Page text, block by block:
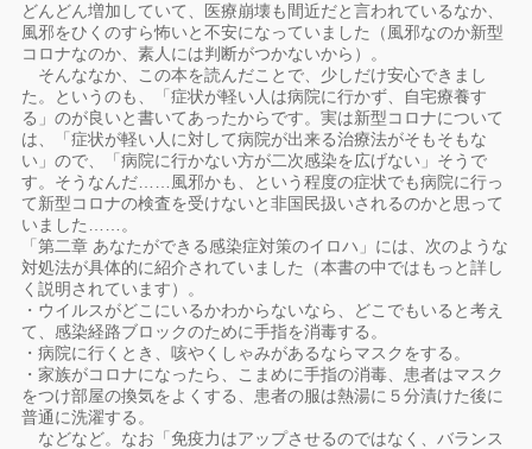
どんどん増加していて、医療崩壊も間近だと言われているなか、
風邪をひくのすら怖いと不安になっていました（風邪なのか新型
コロナなのか、素人には判断がつかないから）。
そんななか、この本を読んだことで、少しだけ安心できまし
た。というのも、「症状が軽い人は病院に行かず、自宅療養す
る」のが良いと書いてあったからです。実は新型コロナについて
は、「症状が軽い人に対して病院が出来る治療法がそもそもな
い」ので、「病院に行かない方が二次感染を広げない」そうで
す。そうなんだ……風邪かも、という程度の症状でも病院に行っ
て新型コロナの検査を受けないと非国民扱いされるのかと思って
いました……。
「第二章 あなたができる感染症対策のイロハ」には、次のような
対処法が具体的に紹介されていました（本書の中ではもっと詳し
く説明されています）。
・ウイルスがどこにいるかわからないなら、どこでもいると考え
て、感染経路ブロックのために手指を消毒する。
・病院に行くとき、咳やくしゃみがあるならマスクをする。
・家族がコロナになったら、こまめに手指の消毒、患者はマスク
をつけ部屋の換気をよくする、患者の服は熱湯に５分漬けた後に
普通に洗濯する。
などなど。なお「免疫力はアップさせるのではなく、バランス